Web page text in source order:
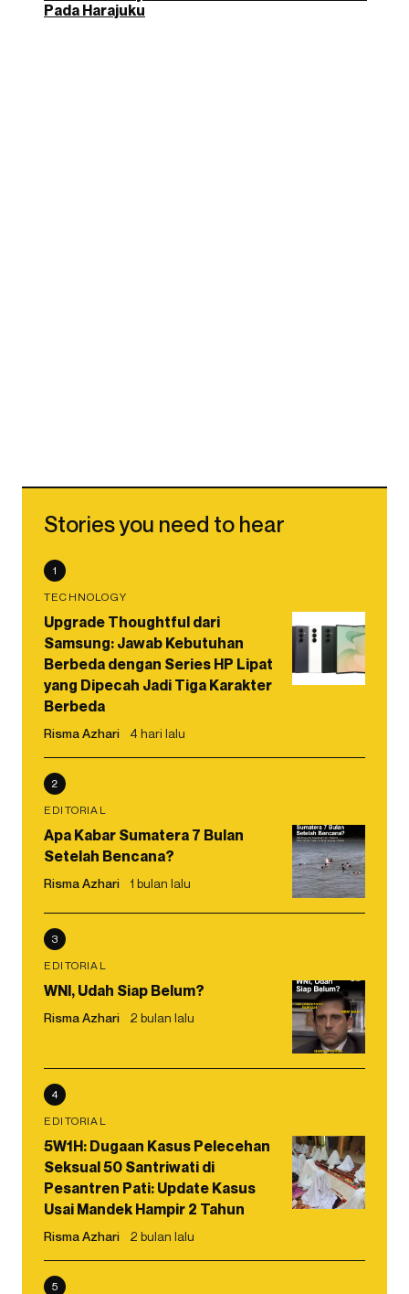
Pada Harajuku
Stories you need to hear
1
TECHNOLOGY
Upgrade Thoughtful dari
Samsung: Jawab Kebutuhan
Berbeda dengan Series HP Lipat
yang Dipecah Jadi Tiga Karakter
Berbeda
Risma Azhari 4 hari lalu
2
EDITORIAL
Apa Kabar Sumatera 7 Bulan
Setelah Bencana?
Risma Azhari 1 bulan lalu
3
EDITORIAL
WNI, Udah Siap Belum?
Risma Azhari 2 bulan lalu
4
EDITORIAL
5W1H: Dugaan Kasus Pelecehan
Seksual 50 Santriwati di
Pesantren Pati: Update Kasus
Usai Mandek Hampir 2 Tahun
Risma Azhari 2 bulan lalu
5